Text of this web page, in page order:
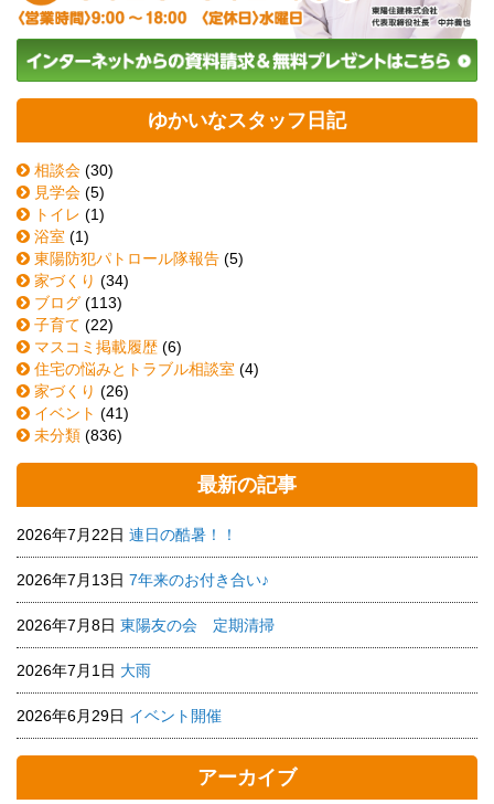
ゆかいなスタッフ日記
相談会 (30)
見学会 (5)
トイレ (1)
浴室 (1)
東陽防犯パトロール隊報告 (5)
家づくり (34)
ブログ (113)
子育て (22)
マスコミ掲載履歴 (6)
住宅の悩みとトラブル相談室 (4)
家づくり (26)
イベント (41)
未分類 (836)
最新の記事
2026年7月22日 連日の酷暑！！
2026年7月13日 7年来のお付き合い♪
2026年7月8日 東陽友の会 定期清掃
2026年7月1日 大雨
2026年6月29日 イベント開催
アーカイブ